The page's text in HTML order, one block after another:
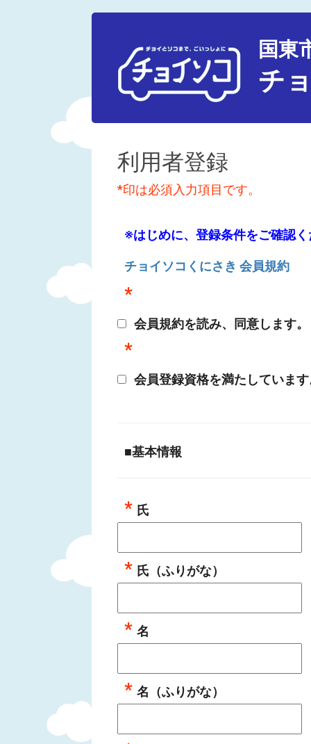
国東
チ
利用者登録
*印は必須入力項目です。
※はじめに、登録条件をご確認く
チョイソコくにさき 会員規約
会員規約を読み、同意します。
会員登録資格を満たしています
■基本情報
氏
氏（ふりがな）
名
名（ふりがな）